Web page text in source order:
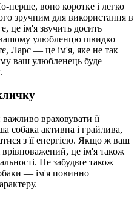
перше, воно коротке і легко
зручним для використання в
це ім'я звучить досить
вашому улюбленцю швидко
Ларс — це ім'я, яке не так
ваш улюбленець буде
враховувати її
собака активна і грайлива,
з її енергією. Якщо ж ваш
це ім'я також
Не забудьте також
— ім'я повинно